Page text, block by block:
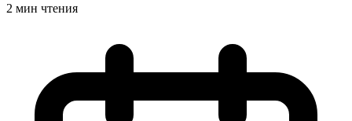
2 мин чтения